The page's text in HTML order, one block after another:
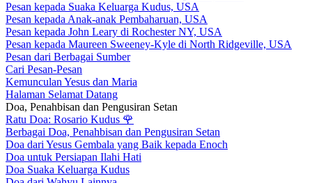
Pesan kepada Suaka Keluarga Kudus, USA
Pesan kepada Anak-anak Pembaharuan, USA
Pesan kepada John Leary di Rochester NY, USA
Pesan kepada Maureen Sweeney-Kyle di North Ridgeville, USA
Pesan dari Berbagai Sumber
Cari Pesan-Pesan
Kemunculan Yesus dan Maria
Halaman Selamat Datang
Doa, Penahbisan dan Pengusiran Setan
Ratu Doa: Rosario Kudus 🌹
Berbagai Doa, Penahbisan dan Pengusiran Setan
Doa dari Yesus Gembala yang Baik kepada Enoch
Doa untuk Persiapan Ilahi Hati
Doa Suaka Keluarga Kudus